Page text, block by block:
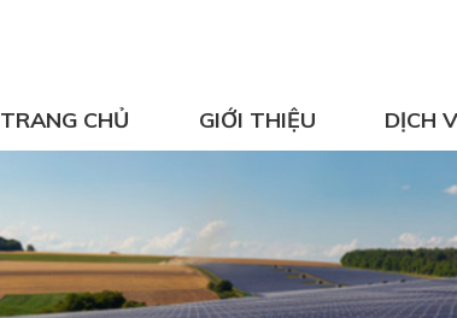
TRANG CHỦ GIỚI THIỆU DỊCH